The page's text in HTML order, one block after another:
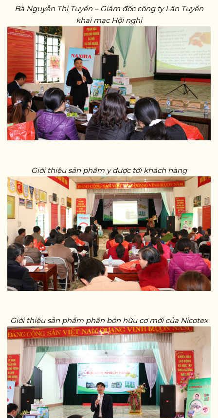
Bà Nguyễn Thị Tuyển – Giám đốc công ty Lân Tuyển
khai mạc Hội nghị
Giới thiệu sản phẩm y dược tới khách hàng
Giới thiệu sản phẩm phân bón hữu cơ mới của Nicotex